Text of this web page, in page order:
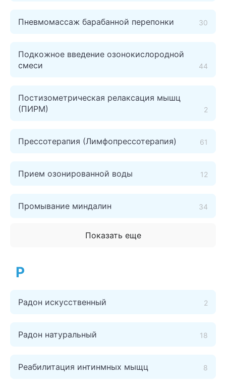
Пневмомассаж барабанной перепонки 30
Подкожное введение озонокислородной
смеси
44
Постизометрическая релаксация мышц
(ПИРМ)
2
Прессотерапия (Лимфопрессотерапия) 61
Прием озонированной воды 12
Промывание миндалин 34
Показать еще
Р
Радон искусственный 2
Радон натуральный 18
Реабилитация интинмных мыщц 8